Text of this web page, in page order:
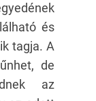
és
tagja. A
de
az